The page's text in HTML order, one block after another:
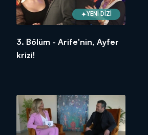
YENİ DİZİ
3. Bölüm - Arife'nin, Ayfer
krizi!